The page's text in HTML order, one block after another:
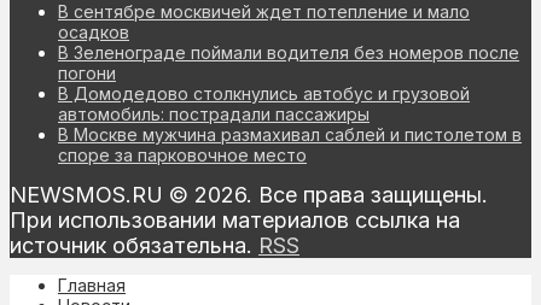
В сентябре москвичей ждет потепление и мало
осадков
В Зеленограде поймали водителя без номеров после
погони
В Домодедово столкнулись автобус и грузовой
автомобиль: пострадали пассажиры
В Москве мужчина размахивал саблей и пистолетом в
споре за парковочное место
NEWSMOS.RU © 2026. Все права защищены.
При использовании материалов ссылка на
источник обязательна. RSS
Главная